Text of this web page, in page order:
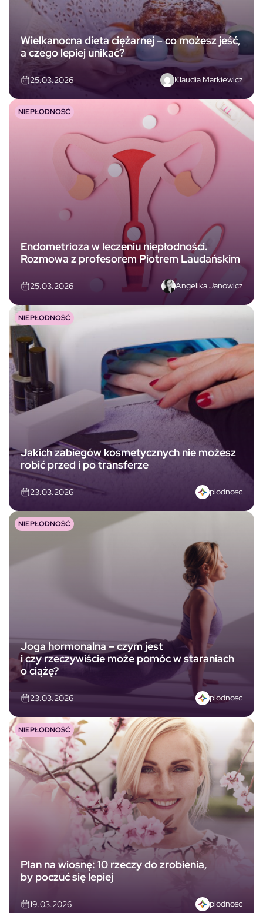
Wielkanocna dieta ciężarnej – co możesz jeść,
a czego lepiej unikać?
25.03.2026 Klaudia Markiewicz
Endometrioza w leczeniu niepłodności.
Rozmowa z profesorem Piotrem Laudańskim
25.03.2026 Angelika Janowicz
NIEPŁODNOŚĆ
Jakich zabiegów kosmetycznych nie możesz
robić przed i po transferze
23.03.2026 plodnosc
NIEPŁODNOŚĆ
Joga hormonalna – czym jest
i czy rzeczywiście może pomóc w staraniach
o ciążę?
23.03.2026 plodnosc
NIEPŁODNOŚĆ
Plan na wiosnę: 10 rzeczy do zrobienia,
by poczuć się lepiej
19.03.2026 plodnosc
NIEPŁODNOŚĆ